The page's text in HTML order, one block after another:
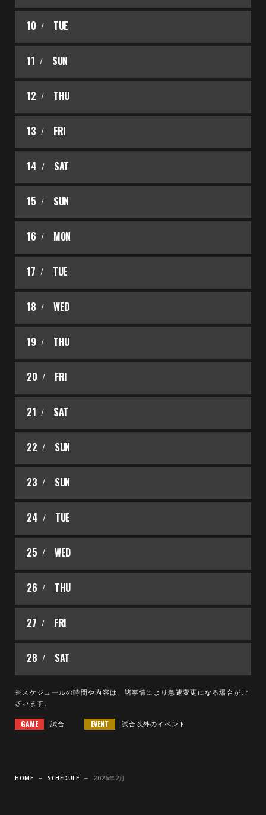
10 TUE
11 SUN
12 THU
13 FRI
14 SAT
15 SUN
16 MON
17 TUE
18 WED
19 THU
20 FRI
21 SAT
22 SUN
23 SUN
24 TUE
25 WED
26 THU
27 FRI
28 SAT
※スケジュールの時間や内容は、諸事情により急遽変更になる場合がご
ざいます。
GAME 試合 EVENT 試合以外のイベント
HOME SCHEDULE 2026年2月